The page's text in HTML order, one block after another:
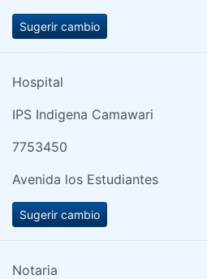
Sugerir cambio
Hospital
IPS Indigena Camawari
7753450
Avenida los Estudiantes
Sugerir cambio
Notaria